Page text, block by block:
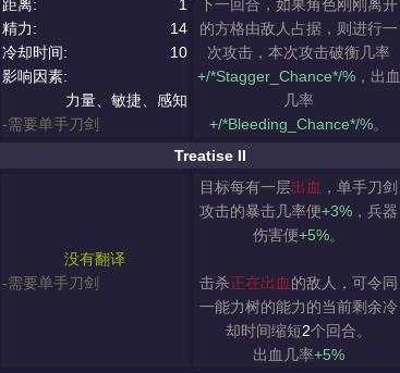
距离:
1
精力:
14
冷却时间:
10
影响因素:
力量、敏捷、感知
-需要单手刀剑
下一回合，如果角色刚刚离开
的方格由敌人占据，则进行一
次攻击，本次攻击破衡几率
+/*Stagger_Chance*/%，出血
几率
+/*Bleeding_Chance*/%。
Treatise II
没有翻译
-需要单手刀剑
目标每有一层出血 ，单手刀剑
攻击的暴击几率便+3% ，兵器
伤害便+5%。
击杀正在出血的敌人，可令同
一能力树的能力的当前剩余冷
却时间缩短2个回合。
出血几率+5%